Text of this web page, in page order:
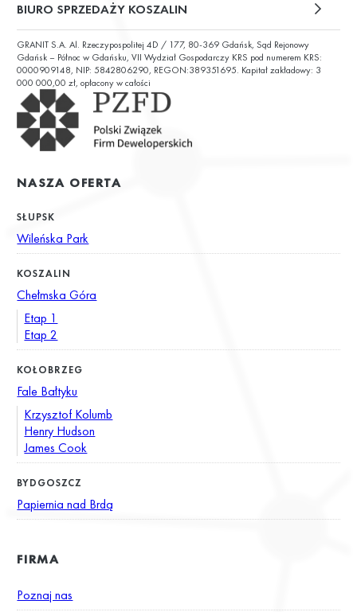
BIURO SPRZEDAŻY KOSZALIN
ul. Chałubińskiego 9
GRANIT S.A. Al. Rzeczypospolitej 4D / 177, 80-369 Gdańsk, Sąd Rejonowy
Gdańsk – Północ w Gdańsku, VII Wydział Gospodarczy KRS pod numerem KRS:
0000909148, NIP: 5842806290, REGON:389351695. Kapitał zakładowy: 3
000 000,00 zł, opłacony w całości
NASZA OFERTA
SŁUPSK
Wileńska Park
KOSZALIN
Chełmska Góra
Etap 1
Etap 2
KOŁOBRZEG
Fale Bałtyku
Krzysztof Kolumb
Henry Hudson
James Cook
BYDGOSZCZ
Papiernia nad Brdą
FIRMA
Poznaj nas